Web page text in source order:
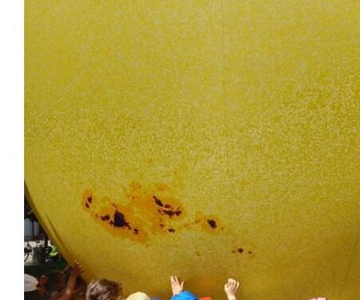
Krúžková činnosť
Zverejňovanie
Školská jedáleň
Jedálny lístok
Kontakt
Ochrana osobných
údajov – GDPR
Vzdelávanie
zamestnancov